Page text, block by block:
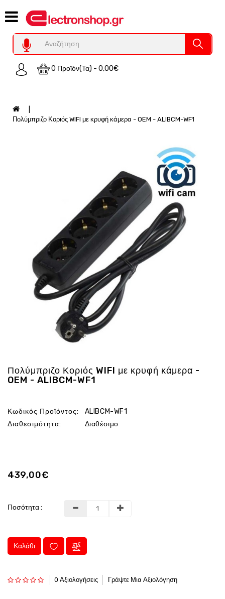
0 Προϊόν(τα) - 0,00€
Category
Υπολογιστες
REFURBISHED
Χειριστήρια
Auto
Ομορφιά
Επιγραφες
LED
Πολύμπριζο Κοριός WIFI με κρυφή κάμερα - OEM - ALIBCM-WF1
Πολύμπριζο Κοριός WIFI με κρυφή κάμερα -
OEM - ALIBCM-WF1
Κωδικός Προϊόντος:
ALIBCM-WF1
Διαθεσιμότητα:
Διαθέσιμο
439,00€
Ποσότητα :
Καλάθι
0 Αξιολογήσεις Γράψτε Μια Αξιολόγηση